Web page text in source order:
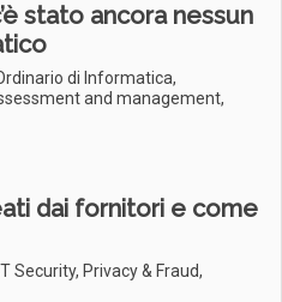
stato ancora nessun
di Informatica,
and management,
dai fornitori e come
Security, Privacy & Fraud,